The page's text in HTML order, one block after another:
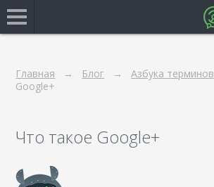
Главная Блог Азбука терминов
Google+
Что такое Google+